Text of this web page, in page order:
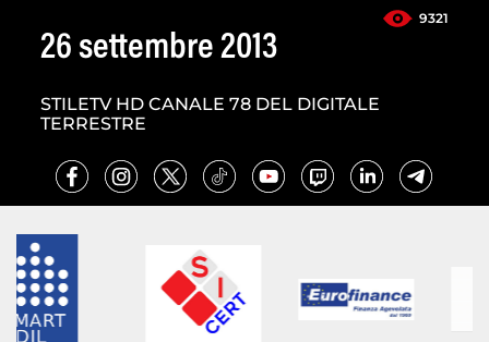
9321
26 settembre 2013
STILETV HD CANALE 78 DEL DIGITALE
TERRESTRE